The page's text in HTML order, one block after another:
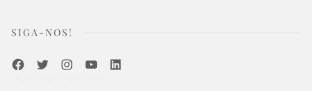
SIGA-NOS!
FacebookTwitterInstagramYoutubeLinkedIn